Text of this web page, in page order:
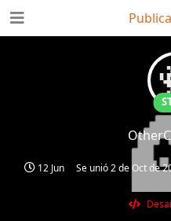
12 Jun Se unió2 de Oct de